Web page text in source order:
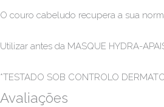
O couro cabeludo recupera a sua
Utilizar antes da MASQUE HYDRA-
*TESTADO SOB CONTROLO
Avaliações